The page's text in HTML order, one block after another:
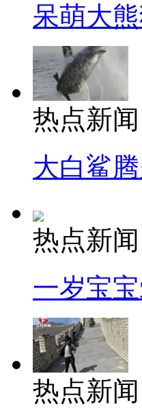
呆萌大
热点新闻
大白鲨
热点新闻
一岁宝
热点新闻